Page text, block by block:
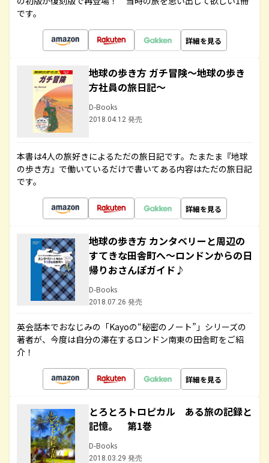
です。
詳細を見る
地球の歩き方 ガチ冒険～地球の歩き
方社員の旅日記～
D-Books
2018.04.12 発売
本書は4人の旅好きによるただの旅日記です。たまたま『地球
の歩き方』で働いているだけで書いてある内容はただの旅日記
です。
詳細を見る
地球の歩き方 カンタベリーと周辺の
すてきな田舎町へ～ロンドンからの日
帰りおさんぽガイド♪
D-Books
2018.07.26 発売
英会話本でおなじみの「Kayoの“秘密のノート”」シリーズの
著者が、今度は自分の滞在するロンドン南東の田舎町をご紹
介！
詳細を見る
とろとろトロピカル ある旅の記録と
記憶。 第1巻
D-Books
2018.03.29 発売